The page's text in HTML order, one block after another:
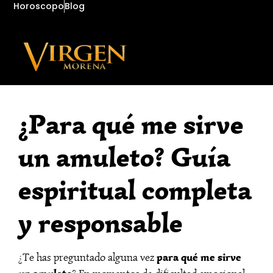
HoroscopoBlog
¿Para qué me sirve
un amuleto? Guía
espiritual completa
y responsable
¿Te has preguntado alguna vezpara qué me sirve